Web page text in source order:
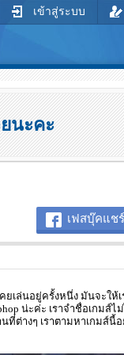
เข้าสู่ระบบ
นะคะ
เฟสบุ๊คแชร์
เล่นอยู่ครั้งหนึ่ง มันจะให้
น่ะค่ะ เราจำชื่อเกมส์
ต่างๆ เราตามหาเกมส์นี้